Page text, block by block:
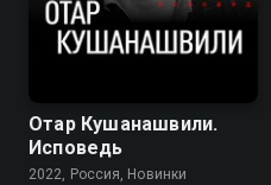
Отар Кушанашвили.
Исповедь
2022, Россия, Новинки